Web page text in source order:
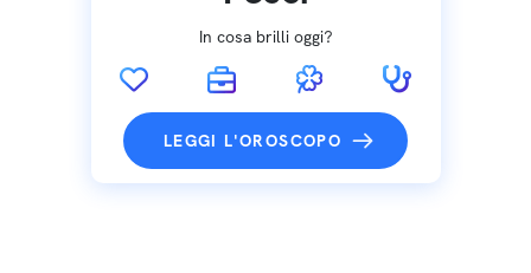
In cosa brilli oggi?
LEGGI L'OROSCOPO